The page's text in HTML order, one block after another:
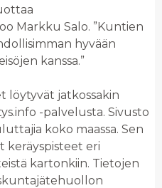
Markku Salo. ”Kuntien
hyvään
kanssa.”
löytyvät jatkossakin
-palvelusta. Sivusto
koko maassa. Sen
keräyspisteet eri
kartonkiin. Tietojen